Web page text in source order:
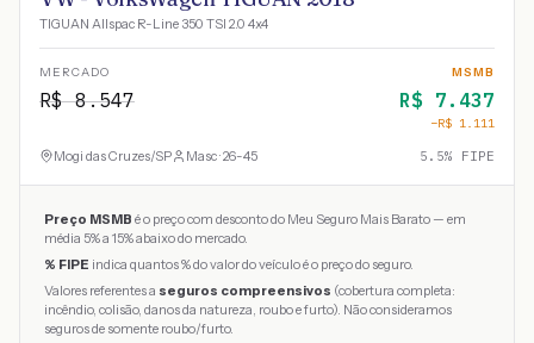
TIGUAN Allspac R-Line 350 TSI 2.0 4x4
MERCADO
R$8.547
MSMB
R$ 7.437
−R$ 1.111
Mogi das Cruzes/SP Masc · 26-45 5.5% FIPE
Preço MSMB é o preço com desconto do Meu Seguro Mais Barato — em
média 5% a 15% abaixo do mercado.
% FIPE indica quantos % do valor do veículo é o preço do seguro.
Valores referentes a seguros compreensivos (cobertura completa:
incêndio, colisão, danos da natureza, roubo e furto). Não consideramos
seguros de somente roubo/furto.